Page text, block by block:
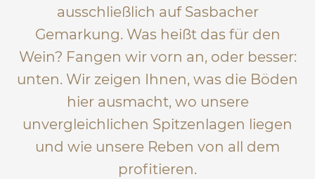
ausschließlich auf Sasbacher
Gemarkung. Was heißt das für den
Wein? Fangen wir vorn an, oder besser:
unten. Wir zeigen Ihnen, was die Böden
hier ausmacht, wo unsere
unvergleichlichen Spitzenlagen liegen
und wie unsere Reben von all dem
profitieren.